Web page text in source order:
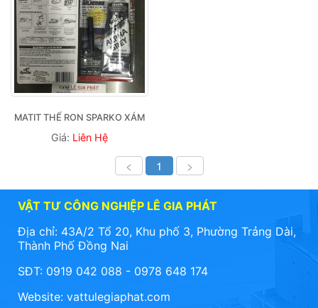
MATIT THẾ RON SPARKO XÁM
Giá: Liên Hệ
< 1 >
VẬT TƯ CÔNG NGHIỆP LÊ GIA PHÁT
Địa chỉ: 43A/2 Tổ 20, Khu phố 3, Phường Trảng Dài,
Thành Phố Đồng Nai
SĐT: 0919 042 088 - 0978 648 174
Website: vattulegiaphat.com